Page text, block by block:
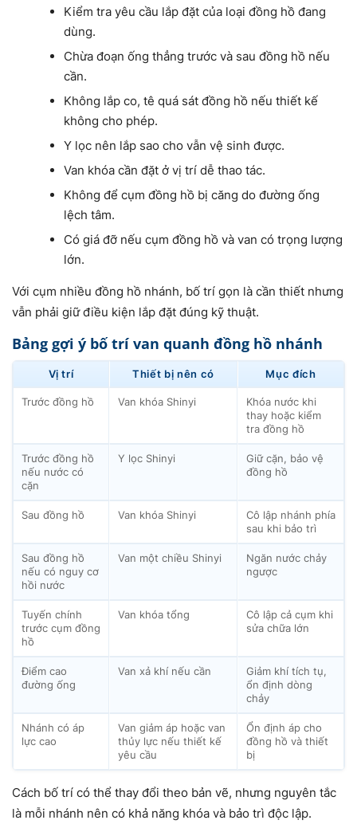
Kiểm tra yêu cầu lắp đặt của loại đồng hồ đang
dùng.
Chừa đoạn ống thẳng trước và sau đồng hồ nếu
cần.
Không lắp co, tê quá sát đồng hồ nếu thiết kế
không cho phép.
Y lọc nên lắp sao cho vẫn vệ sinh được.
Van khóa cần đặt ở vị trí dễ thao tác.
Không để cụm đồng hồ bị căng do đường ống
lệch tâm.
Có giá đỡ nếu cụm đồng hồ và van có trọng lượng
lớn.
Với cụm nhiều đồng hồ nhánh, bố trí gọn là cần thiết nhưng
vẫn phải giữ điều kiện lắp đặt đúng kỹ thuật.
Bảng gợi ý bố trí van quanh đồng hồ nhánh
Vị trí Thiết bị nên có Mục đích
Trước đồng hồ Van khóa Shinyi
Khóa nước khi
thay hoặc kiểm
tra đồng hồ
Trước đồng hồ
nếu nước có
cặn
Y lọc Shinyi
Giữ cặn, bảo vệ
đồng hồ
Sau đồng hồ Van khóa Shinyi
Cô lập nhánh phía
sau khi bảo trì
Sau đồng hồ
nếu có nguy cơ
hồi nước
Van một chiều Shinyi
Ngăn nước chảy
ngược
Tuyến chính
trước cụm đồng
hồ
Van khóa tổng
Cô lập cả cụm khi
sửa chữa lớn
Điểm cao
đường ống
Van xả khí nếu cần
Giảm khí tích tụ,
ổn định dòng
chảy
Nhánh có áp
lực cao
Van giảm áp hoặc van
thủy lực nếu thiết kế
yêu cầu
Ổn định áp cho
đồng hồ và thiết
bị
Cách bố trí có thể thay đổi theo bản vẽ, nhưng nguyên tắc
là mỗi nhánh nên có khả năng khóa và bảo trì độc lập.